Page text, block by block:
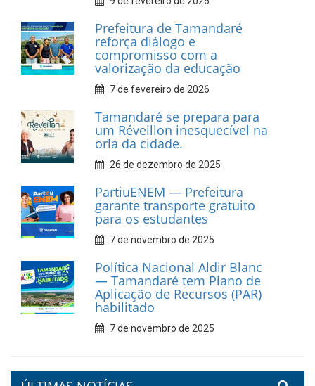
Prefeitura de Tamandaré
realiza entrega de placas à
Associação dos Taxistas Rota
Car Service
10 de fevereiro de 2026
Dia do Frevo: patrimônio
cultural em movimento
9 de fevereiro de 2026
Prefeitura de Tamandaré
fortalece apoio aos
catadores de materiais
recicláveis
9 de fevereiro de 2026
Prefeitura de Tamandaré
reforça diálogo e
compromisso com a
valorização da educação
7 de fevereiro de 2026
orla da cidade.